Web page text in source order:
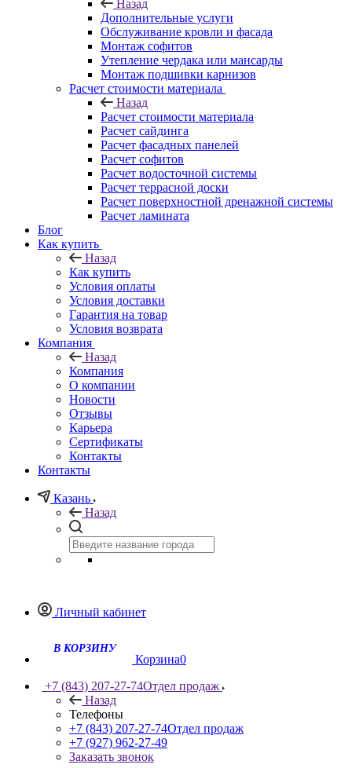
Назад
Дополнительные услуги
Обслуживание кровли и фасада
Монтаж софитов
Утепление чердака или мансарды
Монтаж подшивки карнизов
Расчет стоимости материала
Назад
Расчет стоимости материала
Расчет сайдинга
Расчет фасадных панелей
Расчет софитов
Расчет водосточной системы
Расчет террасной доски
Расчет поверхностной дренажной системы
Расчет ламината
Блог
Как купить
Назад
Как купить
Условия оплаты
Условия доставки
Гарантия на товар
Условия возврата
Компания
Назад
Компания
О компании
Новости
Отзывы
Карьера
Сертификаты
Контакты
Контакты
Казань
Назад
Личный кабинет
В КОРЗИНУ
Корзина0
+7 (843) 207-27-74Отдел продаж
Назад
Телефоны
+7 (843) 207-27-74Отдел продаж
+7 (927) 962-27-49
Заказать звонок